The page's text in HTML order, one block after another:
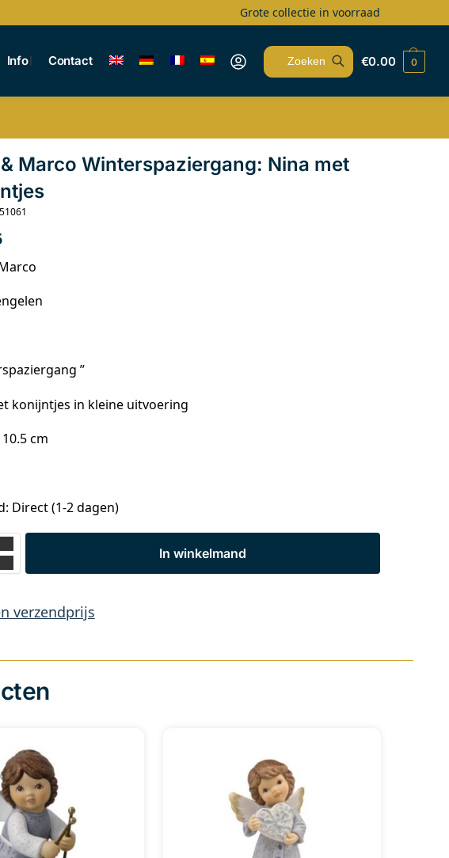
Grote collectie in voorraad
Info Contact €0.00 0
Marco Winterspaziergang: Nina met
”
konijntjes in kleine uitvoering
cm
Direct (1-2 dagen)
In winkelmand
verzendprijs